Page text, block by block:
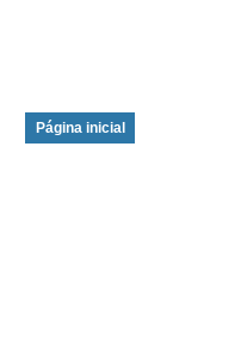
Página inicial